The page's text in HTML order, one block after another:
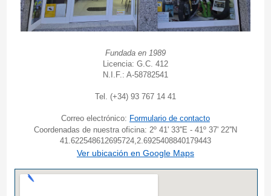
Fundada en 1989
Licencia: G.C. 412
N.I.F.: A-58782541
Tel. (+34) 93 767 14 41
Correo electrónico: Formulario de contacto
Coordenadas de nuestra oficina: 2º 41' 33''E - 41º 37' 22''N
41.622548612695724,2.6925408840179443
Ver ubicación en Google Maps